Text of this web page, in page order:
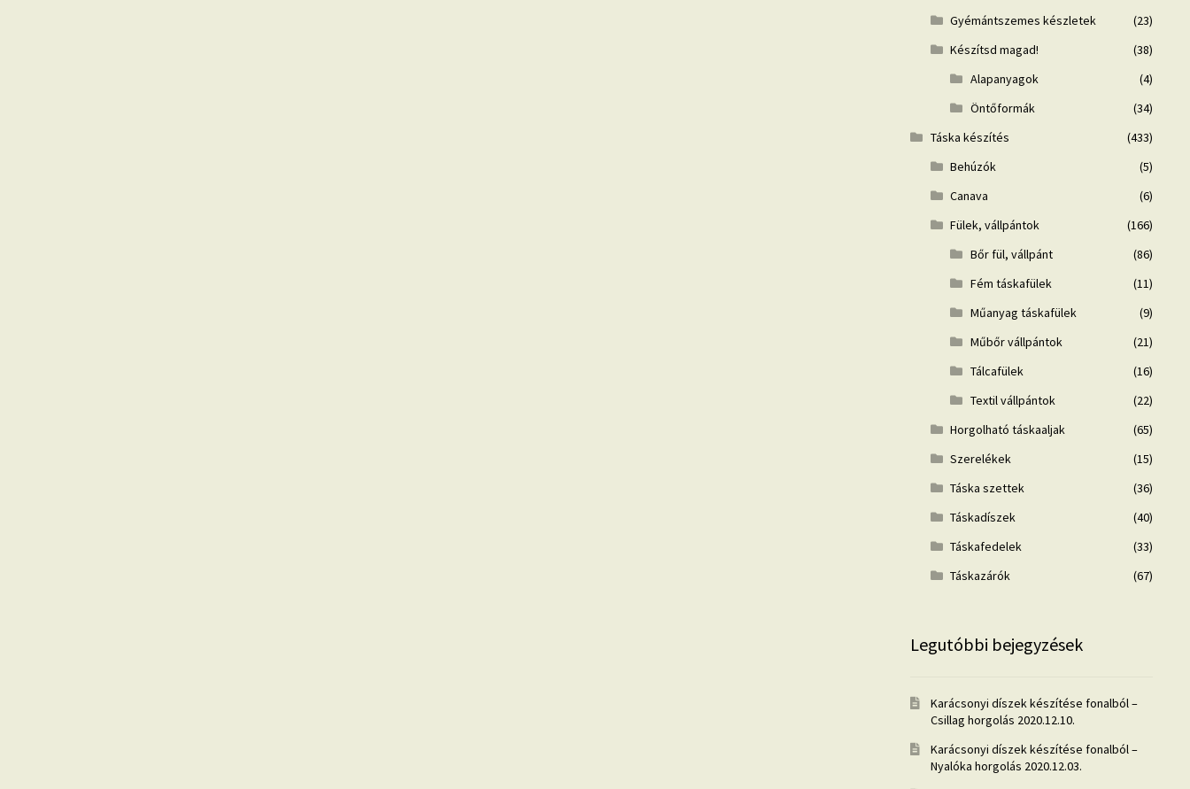
Gyémántszemes készletek
(23)
Készítsd magad!
(38)
Alapanyagok
(4)
Öntőformák
(34)
Táska készítés
(433)
Behúzók
(5)
Canava
(6)
Fülek, vállpántok
(166)
Bőr fül, vállpánt
(86)
Fém táskafülek
(11)
Műanyag táskafülek
(9)
Műbőr vállpántok
(21)
Tálcafülek
(16)
Textil vállpántok
(22)
Horgolható táskaaljak
(65)
Szerelékek
(15)
Táska szettek
(36)
Táskadíszek
(40)
Táskafedelek
(33)
Táskazárók
(67)
Legutóbbi bejegyzések
Karácsonyi díszek készítése fonalból –
Csillag horgolás 2020.12.10.
Karácsonyi díszek készítése fonalból –
Nyalóka horgolás 2020.12.03.